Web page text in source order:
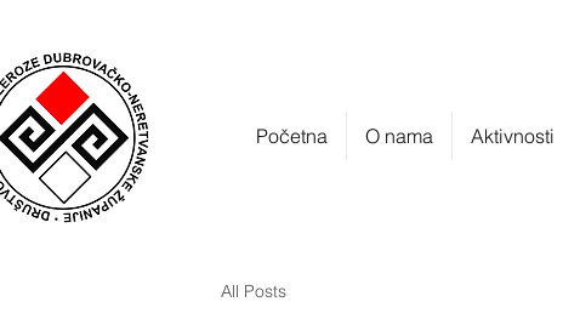
Početna O nama Aktivnosti
All Posts